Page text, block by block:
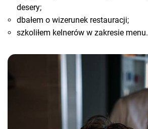
desery;
dbałem o wizerunek restauracji;
szkoliłem kelnerów w zakresie menu.